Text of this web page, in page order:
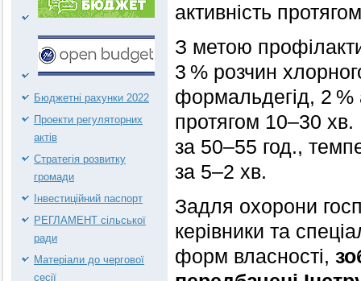
Бюджетні рахунки 2022
Проекти регуляторних
актів
Стратегія розвитку
громади
Інвестиційний паспорт
РЕГЛАМЕНТ сільської
ради
Матеріали до чергової
сесії
активність
З метою
3 % розчин
формальдегід, 2
протягом 10–30
за 50–55 год.,
за 5–2 хв.
Задля охорони
керівники та
форм власності,